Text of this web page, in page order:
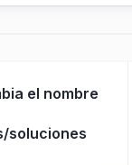
el nombre
soluciones